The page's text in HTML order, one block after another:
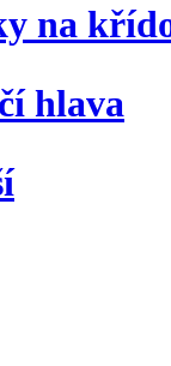
na
hlava